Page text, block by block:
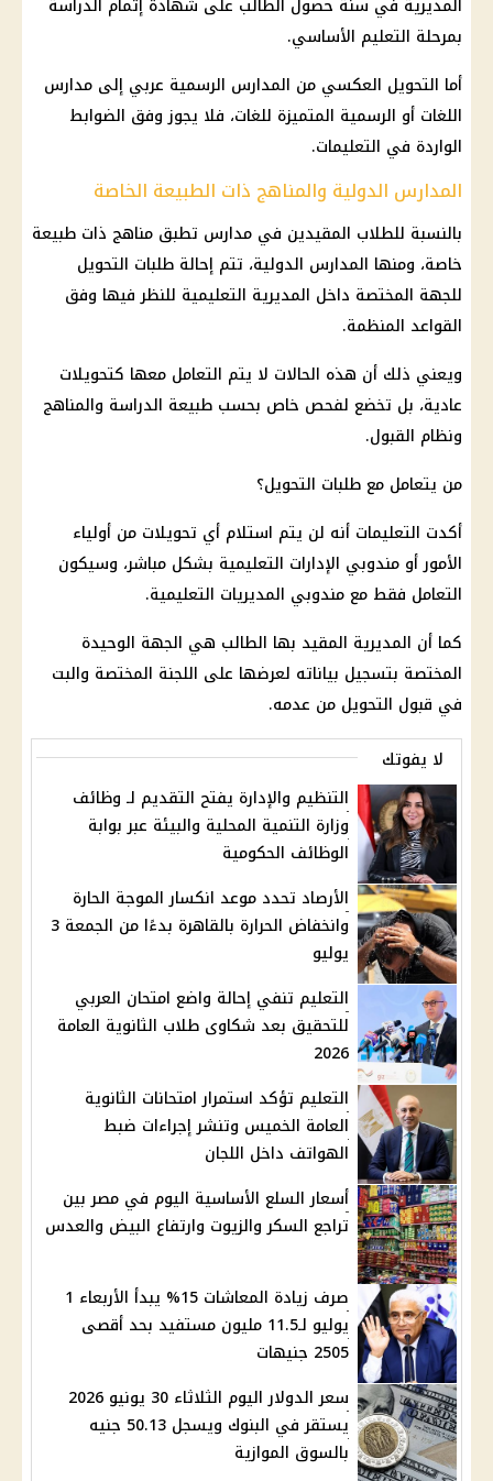
بمرحلة التعليم الأساسي.
أما التحويل العكسي من المدارس الرسمية عربي إلى مدارس
اللغات أو الرسمية المتميزة للغات، فلا يجوز وفق الضوابط
الواردة في التعليمات.
المدارس الدولية والمناهج ذات الطبيعة الخاصة
بالنسبة للطلاب المقيدين في مدارس تطبق مناهج ذات طبيعة
خاصة، ومنها المدارس الدولية، تتم إحالة طلبات التحويل
للجهة المختصة داخل المديرية التعليمية للنظر فيها وفق
القواعد المنظمة.
ويعني ذلك أن هذه الحالات لا يتم التعامل معها كتحويلات
عادية، بل تخضع لفحص خاص بحسب طبيعة الدراسة والمناهج
ونظام القبول.
من يتعامل مع طلبات التحويل؟
أكدت التعليمات أنه لن يتم استلام أي تحويلات من أولياء
الأمور أو مندوبي الإدارات التعليمية بشكل مباشر، وسيكون
التعامل فقط مع مندوبي المديريات التعليمية.
كما أن المديرية المقيد بها الطالب هي الجهة الوحيدة
المختصة بتسجيل بياناته لعرضها على اللجنة المختصة والبت
في قبول التحويل من عدمه.
لا يفوتك
التنظيم والإدارة يفتح التقديم لـ وظائف
وزارة التنمية المحلية والبيئة عبر بوابة
الوظائف الحكومية
الأرصاد تحدد موعد انكسار الموجة الحارة
وانخفاض الحرارة بالقاهرة بدءًا من الجمعة 3
يوليو
التعليم تنفي إحالة واضع امتحان العربي
للتحقيق بعد شكاوى طلاب الثانوية العامة
2026
التعليم تؤكد استمرار امتحانات الثانوية
العامة الخميس وتنشر إجراءات ضبط
الهواتف داخل اللجان
أسعار السلع الأساسية اليوم في مصر بين
تراجع السكر والزيوت وارتفاع البيض والعدس
صرف زيادة المعاشات 15% يبدأ الأربعاء 1
يوليو لـ11.5 مليون مستفيد بحد أقصى
2505 جنيهات
سعر الدولار اليوم الثلاثاء 30 يونيو 2026
يستقر في البنوك ويسجل 50.13 جنيه
بالسوق الموازية